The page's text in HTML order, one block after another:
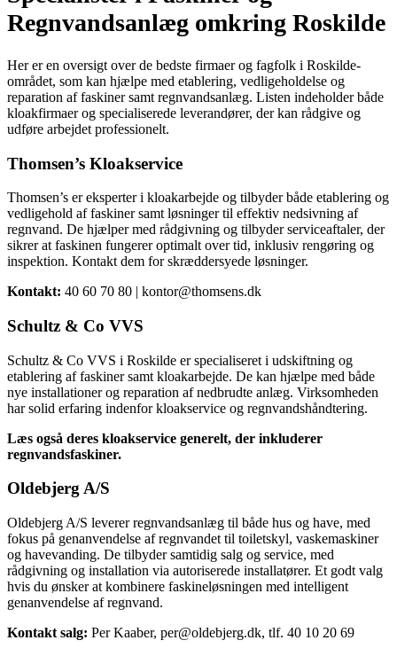
Regnvandsanlæg omkring Roskilde
Her er en oversigt over de bedste firmaer og fagfolk i Roskilde-
området, som kan hjælpe med etablering, vedligeholdelse og
reparation af faskiner samt regnvandsanlæg. Listen indeholder både
kloakfirmaer og specialiserede leverandører, der kan rådgive og
udføre arbejdet professionelt.
Thomsen’s Kloakservice
Thomsen’s er eksperter i kloakarbejde og tilbyder både etablering og
vedligehold af faskiner samt løsninger til effektiv nedsivning af
regnvand. De hjælper med rådgivning og tilbyder serviceaftaler, der
sikrer at faskinen fungerer optimalt over tid, inklusiv rengøring og
inspektion. Kontakt dem for skræddersyede løsninger.
Kontakt: 40 60 70 80 | kontor@thomsens.dk
Schultz & Co VVS
Schultz & Co VVS i Roskilde er specialiseret i udskiftning og
etablering af faskiner samt kloakarbejde. De kan hjælpe med både
nye installationer og reparation af nedbrudte anlæg. Virksomheden
har solid erfaring indenfor kloakservice og regnvandshåndtering.
Læs også deres kloakservice generelt, der inkluderer
regnvandsfaskiner.
Oldebjerg A/S
Oldebjerg A/S leverer regnvandsanlæg til både hus og have, med
fokus på genanvendelse af regnvandet til toiletskyl, vaskemaskiner
og havevanding. De tilbyder samtidig salg og service, med
rådgivning og installation via autoriserede installatører. Et godt valg
hvis du ønsker at kombinere faskineløsningen med intelligent
genanvendelse af regnvand.
Kontakt salg: Per Kaaber, per@oldebjerg.dk, tlf. 40 10 20 69